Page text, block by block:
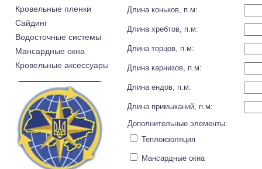
Кровельные пленки
Cайдинг
Водосточные системы
Мансардные окна
Кровельные аксессуары
Длина коньков, п.м:
Длина хребтов, п.м:
Длина торцов, п.м:
Длина карнизов, п.м:
Длина ендов, п.м:
Длина примыканий, п.м:
Дополнительные элементы:
Теплоизоляция
Мансардные окна